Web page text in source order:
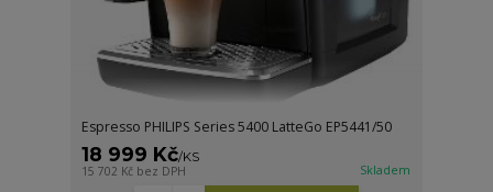
Espresso PHILIPS Series 5400 LatteGo EP5441/50
18 999 Kč/KS
15 702 Kč bez DPH Skladem